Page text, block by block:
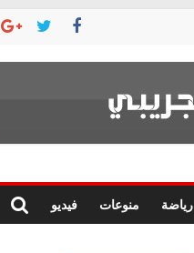
رياضة منوعات فيديو